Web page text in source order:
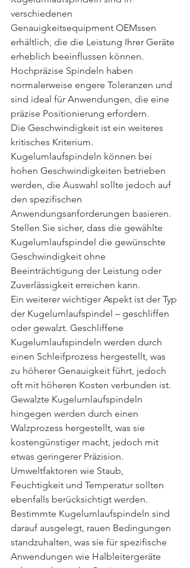
verschiedenen
Genauigkeitsequipment OEMssen
erhältlich, die die Leistung Ihrer Geräte
erheblich beeinflussen können.
Hochpräzise Spindeln haben
normalerweise engere Toleranzen und
sind ideal für Anwendungen, die eine
präzise Positionierung erfordern.
Die Geschwindigkeit ist ein weiteres
kritisches Kriterium.
Kugelumlaufspindeln können bei
hohen Geschwindigkeiten betrieben
werden, die Auswahl sollte jedoch auf
den spezifischen
Anwendungsanforderungen basieren.
Stellen Sie sicher, dass die gewählte
Kugelumlaufspindel die gewünschte
Geschwindigkeit ohne
Beeinträchtigung der Leistung oder
Zuverlässigkeit erreichen kann.
Ein weiterer wichtiger Aspekt ist der Typ
der Kugelumlaufspindel – geschliffen
oder gewalzt. Geschliffene
Kugelumlaufspindeln werden durch
einen Schleifprozess hergestellt, was
zu höherer Genauigkeit führt, jedoch
oft mit höheren Kosten verbunden ist.
Gewalzte Kugelumlaufspindeln
hingegen werden durch einen
Walzprozess hergestellt, was sie
kostengünstiger macht, jedoch mit
etwas geringerer Präzision.
Umweltfaktoren wie Staub,
Feuchtigkeit und Temperatur sollten
ebenfalls berücksichtigt werden.
Bestimmte Kugelumlaufspindeln sind
darauf ausgelegt, rauen Bedingungen
standzuhalten, was sie für spezifische
Anwendungen wie Halbleitergeräte